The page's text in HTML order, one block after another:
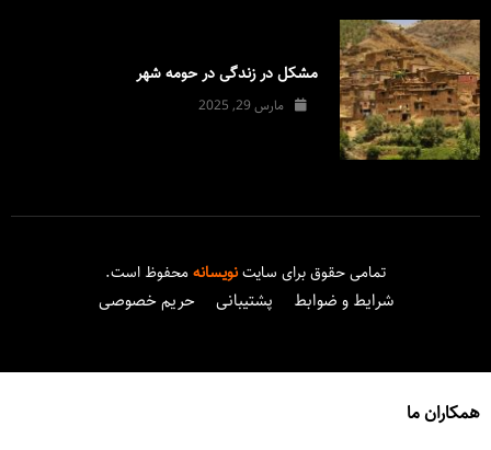
مشکل در زندگی در حومه شهر
مارس 29, 2025
تمامی حقوق برای سایتنویسانهمحفوظ است.
شرایط و ضوابط پشتیبانی حریم خصوصی
همکاران ما